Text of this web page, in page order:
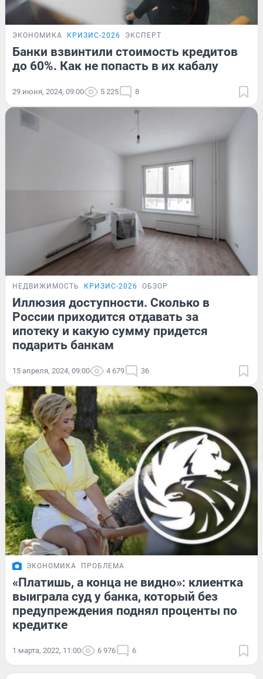
ЭКОНОМИКА КРИЗИС-2026 ЭКСПЕРТ
Банки взвинтили стоимость кредитов
до 60%. Как не попасть в их кабалу
29 июня, 2024, 09:00 5 225 8
НЕДВИЖИМОСТЬ КРИЗИС-2026 ОБЗОР
Иллюзия доступности. Сколько в
России приходится отдавать за
ипотеку и какую сумму придется
подарить банкам
15 апреля, 2024, 09:00 4 679 36
ЭКОНОМИКА ПРОБЛЕМА
«Платишь, а конца не видно»: клиентка
выиграла суд у банка, который без
предупреждения поднял проценты по
кредитке
1 марта, 2022, 11:00 6 976 6